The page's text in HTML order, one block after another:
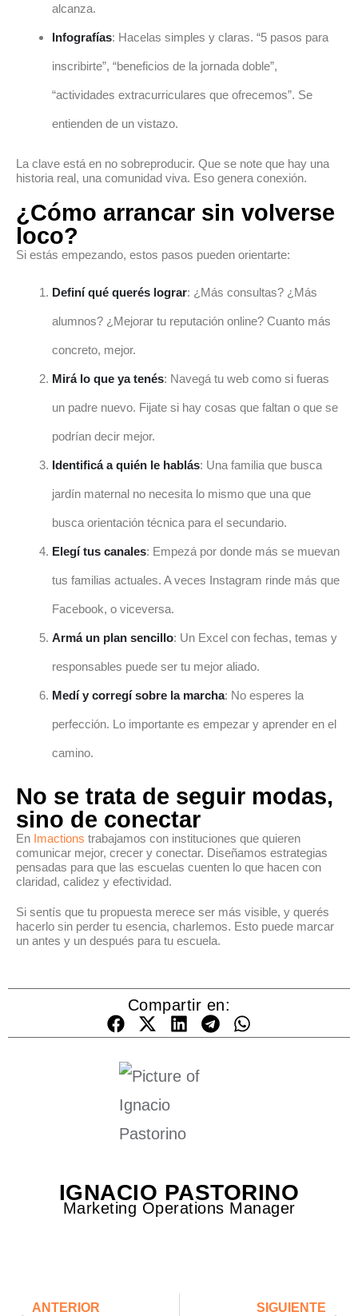
alcanza.
Infografías: Hacelas simples y claras. “5 pasos para
inscribirte”, “beneficios de la jornada doble”,
“actividades extracurriculares que ofrecemos”. Se
entienden de un vistazo.
La clave está en no sobreproducir. Que se note que hay una
historia real, una comunidad viva. Eso genera conexión.
¿Cómo arrancar sin volverse
loco?
Si estás empezando, estos pasos pueden orientarte:
Definí qué querés lograr: ¿Más consultas? ¿Más
alumnos? ¿Mejorar tu reputación online? Cuanto más
concreto, mejor.
Mirá lo que ya tenés: Navegá tu web como si fueras
un padre nuevo. Fijate si hay cosas que faltan o que se
podrían decir mejor.
Identificá a quién le hablás: Una familia que busca
jardín maternal no necesita lo mismo que una que
busca orientación técnica para el secundario.
Elegí tus canales: Empezá por donde más se muevan
tus familias actuales. A veces Instagram rinde más que
Facebook, o viceversa.
Armá un plan sencillo: Un Excel con fechas, temas y
responsables puede ser tu mejor aliado.
Medí y corregí sobre la marcha: No esperes la
perfección. Lo importante es empezar y aprender en el
camino.
No se trata de seguir modas,
sino de conectar
En Imactions trabajamos con instituciones que quieren
comunicar mejor, crecer y conectar. Diseñamos estrategias
pensadas para que las escuelas cuenten lo que hacen con
claridad, calidez y efectividad.
Si sentís que tu propuesta merece ser más visible, y querés
hacerlo sin perder tu esencia, charlemos. Esto puede marcar
un antes y un después para tu escuela.
Compartir en:
IGNACIO PASTORINO
Marketing Operations Manager
ANTERIOR SIGUIENTE